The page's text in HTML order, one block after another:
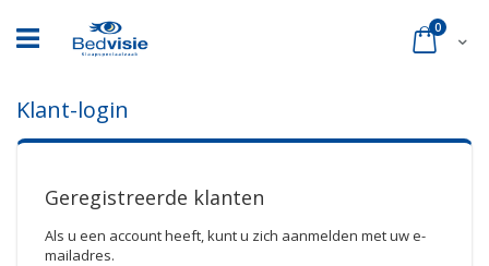
naar
de
Cart
0
Klant-login
Geregistreerde klanten
Als u een account heeft, kunt u zich aanmelden met uw e-
mailadres.